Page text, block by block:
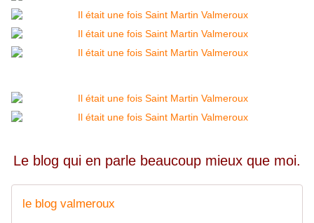
Le blog qui en parle beaucoup mieux que moi.
le blog valmeroux